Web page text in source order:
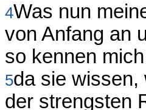
4Was nun
von Anfang an
so kennen
5da sie wissen,
der strengsten